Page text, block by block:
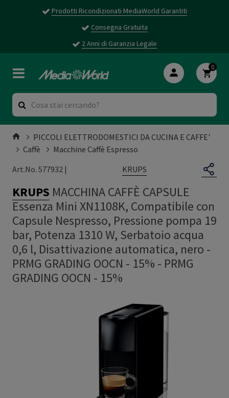
Prodotti Ricondizionati MediaWorld Garantiti
Consegna Gratuita
2 Anni di Garanzia Legale
0
PICCOLI ELETTRODOMESTICI DA CUCINA E CAFFE'
Caffè
Macchine Caffè Espresso
Art.No. 577932 |
KRUPS
KRUPS MACCHINA CAFFÈ CAPSULE
Essenza Mini XN1108K, Compatibile con
Capsule Nespresso, Pressione pompa 19
bar, Potenza 1310 W, Serbatoio acqua
0,6 l, Disattivazione automatica, nero -
PRMG GRADING OOCN - 15% - PRMG
GRADING OOCN - 15%